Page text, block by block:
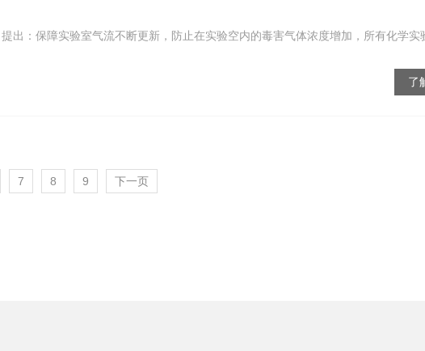
出：保障实验室气流不断更新，防止在实验空内的毒害气体浓度增加，所有化学实
了
7 8 9 下一页